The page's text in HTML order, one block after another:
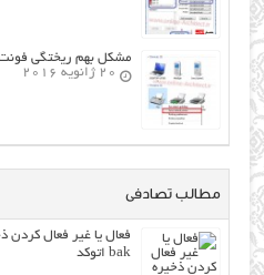
مشکل بهم ریختگی فونت
20 ژانویه 2016
مطالب تصادفی
فعال یا غیر فعال کردن
bak اتوکد